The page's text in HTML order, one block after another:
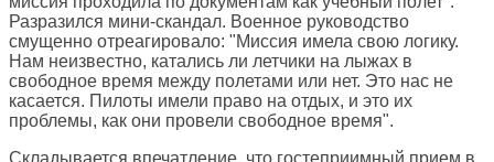
Разразился мини-скандал. Военное руководство
смущенно отреагировало: "Миссия имела свою логику.
Нам неизвестно, катались ли летчики на лыжах в
свободное время между полетами или нет. Это нас не
касается. Пилоты имели право на отдых, и это их
проблемы, как они провели свободное время".